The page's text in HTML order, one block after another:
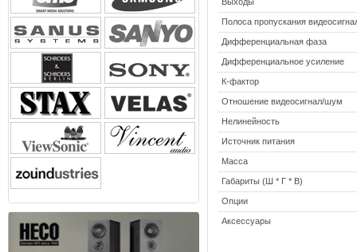
Полоса пропускания
Дифференциальная фаза
Дифференциальное усиление
К-фактор
Отношение видеосигнал/шум
Нелинейность
Источник питания
Масса
Габариты (Ш * Г * В)
Опции
Аксессуары